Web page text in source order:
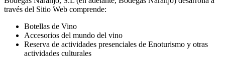
través del Sitio Web comprende:
Botellas de Vino
Accesorios del mundo del vino
Reserva de actividades presenciales de Enoturismo y otras
actividades culturales